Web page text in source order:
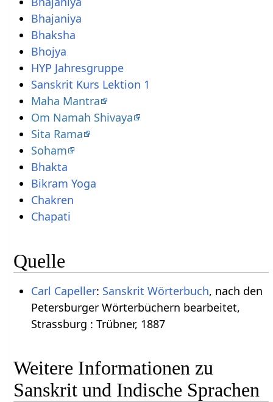
Bhajaniya
Bhaksha
Bhojya
HYP Jahresgruppe
Sanskrit Kurs Lektion 1
Maha Mantra
Om Namah Shivaya
Sita Rama
Soham
Bhakta
Bikram Yoga
Chakren
Chapati
Quelle
Carl Capeller: Sanskrit Wörterbuch, nach den
Petersburger Wörterbüchern bearbeitet,
Strassburg : Trübner, 1887
Weitere Informationen zu
Sanskrit und Indische Sprachen